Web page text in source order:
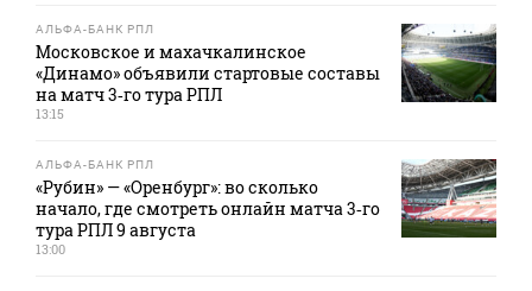
АЛЬФА-БАНК РПЛ
Московское и махачкалинское
«Динамо» объявили стартовые составы
на матч 3‑го тура РПЛ
13:15
АЛЬФА-БАНК РПЛ
«Рубин» — «Оренбург»: во сколько
начало, где смотреть онлайн матча 3‑го
тура РПЛ 9 августа
13:00